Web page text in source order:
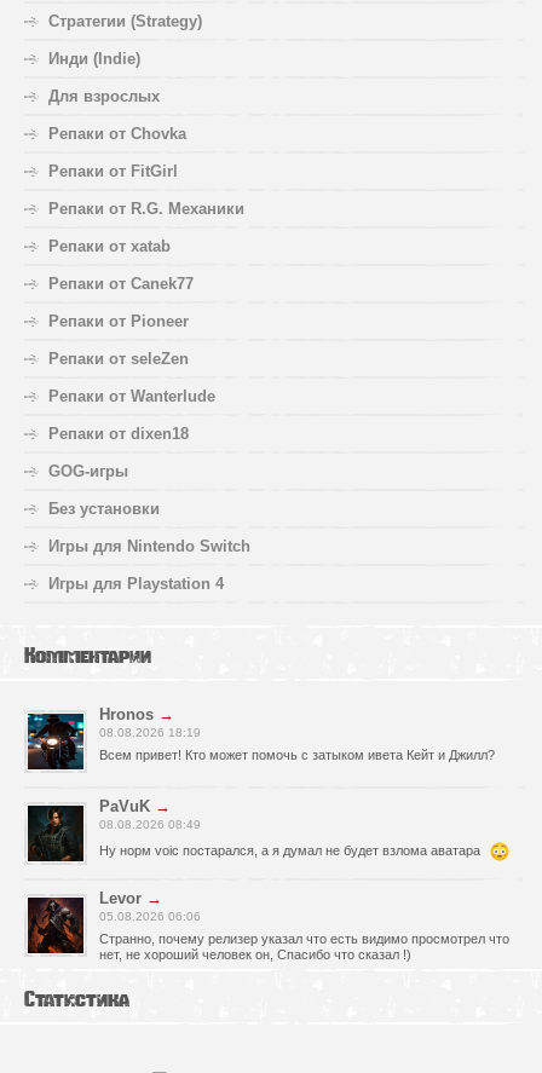
Стратегии (Strategy)
Инди (Indie)
Для взрослых
Репаки от Chovka
Репаки от FitGirl
Репаки от R.G. Механики
Репаки от xatab
Репаки от Canek77
Репаки от Pioneer
Репаки от seleZen
Репаки от Wanterlude
Репаки от dixen18
GOG-игры
Без установки
Игры для Nintendo Switch
Игры для Playstation 4
Комментарии
Hronos →
08.08.2026 18:19
Всем привет! Кто может помочь с затыком ивета Кейт и Джилл?
PaVuK →
08.08.2026 08:49
Ну норм voic постарался, а я думал не будет взлома аватара
Levor →
05.08.2026 06:06
Странно, почему релизер указал что есть видимо просмотрел что
нет, не хороший человек он, Спасибо что сказал !)
fr0zen142
05.08.2026 01:40
Статистика